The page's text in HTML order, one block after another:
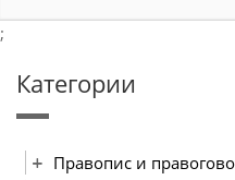
;
Категории
Правопис и